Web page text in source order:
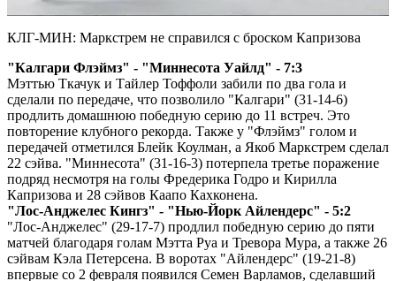
Video
КЛГ-МИН: Маркстрем не справился с броском Капризова
"Калгари Флэймз" - "Миннесота Уайлд" - 7:3
Мэттью Ткачук и Тайлер Тоффоли забили по два гола и
сделали по передаче, что позволило "Калгари" (31-14-6)
продлить домашнюю победную серию до 11 встреч. Это
повторение клубного рекорда. Также у "Флэймз" голом и
передачей отметился Блейк Коулман, а Якоб Маркстрем сделал
22 сэйва. "Миннесота" (31-16-3) потерпела третье поражение
подряд несмотря на голы Фредерика Годро и Кирилла
Капризова и 28 сэйвов Каапо Кахконена.
"Лос-Анджелес Кингз" - "Нью-Йорк Айлендерс" - 5:2
"Лос-Анджелес" (29-17-7) продлил победную серию до пяти
матчей благодаря голам Мэтта Руа и Тревора Мура, а также 26
сэйвам Кэла Петерсена. В воротах "Айлендерс" (19-21-8)
впервые со 2 февраля появился Семен Варламов, сделавший